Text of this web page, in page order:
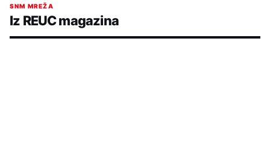
SNM MREŽA
Iz REUC magazina